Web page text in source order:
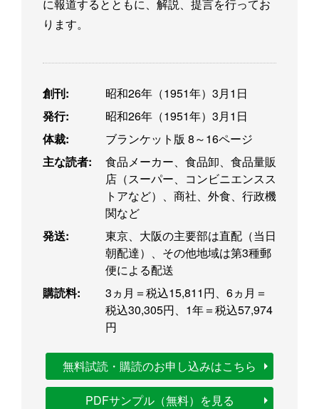
に報道するとともに、解説、提言を行ってお
ります。
創刊:
昭和26年（1951年）3月1日
発行:
昭和26年（1951年）3月1日
体裁:
ブランケット版 8～16ページ
主な読者:
食品メーカー、食品卸、食品量販
店（スーパー、コンビニエンスス
トアなど）、商社、外食、行政機
関など
発送:
東京、大阪の主要部は直配（当日
朝配達）、その他地域は第3種郵
便による配送
購読料:
3ヵ月＝税込15,811円、6ヵ月＝
税込30,305円、1年＝税込57,974
円
無料試読・購読のお申し込みはこちら
PDFサンプル（無料）を見る